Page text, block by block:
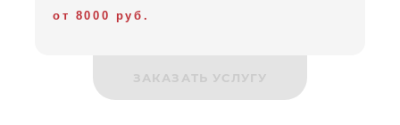
от 8000 руб.
ЗАКАЗАТЬ УСЛУГУ